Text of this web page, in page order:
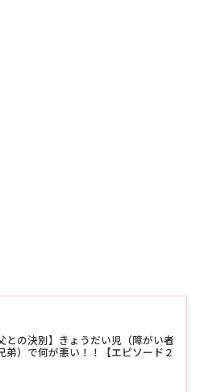
との決別】きょうだい児（障がい者
弟）で何が悪い！！【エピソード２